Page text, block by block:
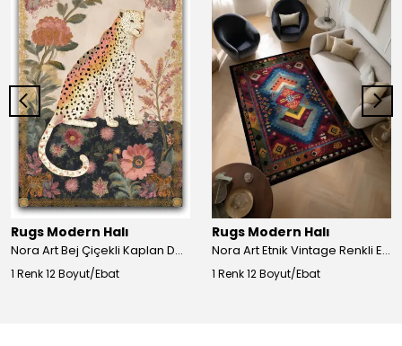
Rugs Modern Halı
Nora Art Bej Çiçekli Kaplan Desenli Dokuma Taban Dekoratif Salon Halısı 61
1 Renk 12 Boyut/Ebat
Rugs Modern Halı
Nora Art Etnik Vintage Renkli Eskitme Dokuma Taban Dekoratif Salon Halısı 63
1 Renk 12 Boyut/Ebat